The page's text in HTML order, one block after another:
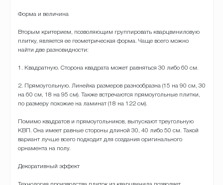
Форма и величина
Вторым критерием, позволяющим группировать кварцвиниловую
плитку, является ее геометрическая форма. Чаще всего можно
найти две разновидности:
1. Квадратную. Сторона квадрата может равняться 30 либо 60 см.
2. Прямоугольную. Линейка размеров разнообразна (15 на 90 см, 30
на 60 см, 18 на 95 см). Также встречаются прямоугольные плитки,
по размеру похожие на ламинат (18 на 122 см).
Помимо квадратов и прямоугольников, выпускают треугольную
КВП. Она имеет равные стороны длиной 30, 40 либо 50 см. Такой
вариант лучше всего подходит для создания оригинального
орнамента на полу.
Декоративный эффект